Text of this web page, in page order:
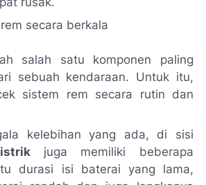
secara berkala
salah satu komponen paling
sebuah kendaraan. Untuk itu,
sistem rem secara rutin dan
kelebihan yang ada, di sisi
juga memiliki beberapa
durasi isi baterai yang lama,